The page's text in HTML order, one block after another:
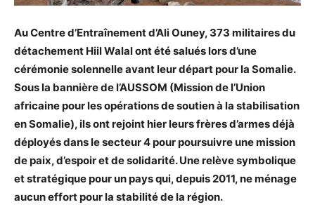
Au Centre d’Entraînement d’Ali Ouney, 373 militaires du
détachement Hiil Walal ont été salués lors d’une
cérémonie solennelle avant leur départ pour la Somalie.
Sous la bannière de l’AUSSOM (Mission de l’Union
africaine pour les opérations de soutien à la stabilisation
en Somalie), ils ont rejoint hier leurs frères d’armes déjà
déployés dans le secteur 4 pour poursuivre une mission
de paix, d’espoir et de solidarité. Une relève symbolique
et stratégique pour un pays qui, depuis 2011, ne ménage
aucun effort pour la stabilité de la région.